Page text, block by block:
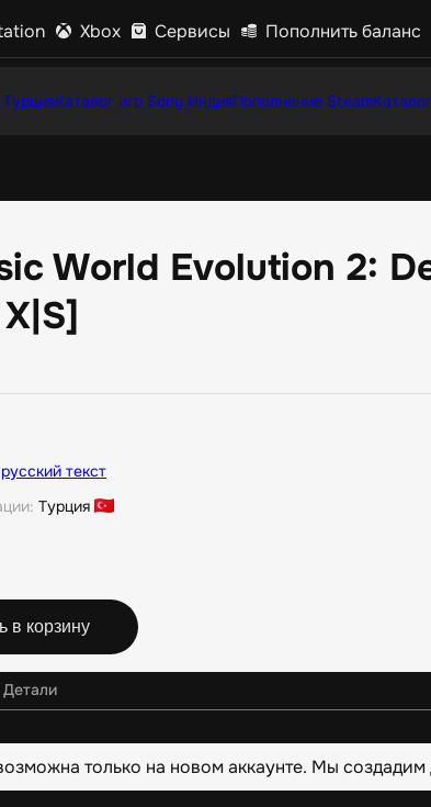
Xbox Сервисы Пополнить баланс
Каталог игр Sony ИндияПополнение Steam
World Evolution 2:
русский текст
Турция
в корзину
Детали
только на новом аккаунте. Мы создадим